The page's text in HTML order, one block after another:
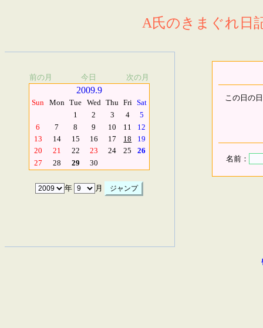
A氏のきまぐれ日
前の月 今日 次の月
2009.9
Sun Mon Tue Wed Thu Fri Sat
1
2 3 4
5
6
7 8 9 10 11
12
13
14 15 16 17 18
19
20
21 22 23 24 25
26
27
28 29 30
年 月
この日の
名前：